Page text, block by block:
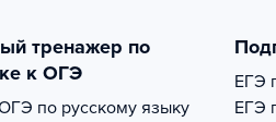
тренажер по
к ОГЭ
по русскому языку
ЕГЭ
ЕГЭ